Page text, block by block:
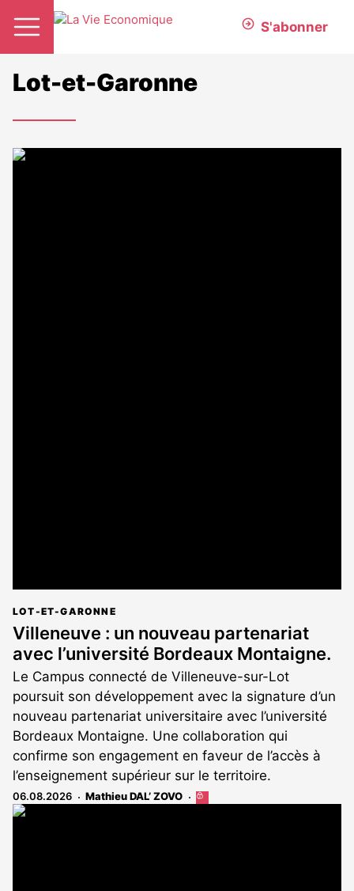
S'abonner
Lot-et-Garonne
LOT-ET-GARONNE
Villeneuve : un nouveau partenariat
avec l’université Bordeaux Montaigne.
Le Campus connecté de Villeneuve-sur-Lot
poursuit son développement avec la signature d’un
nouveau partenariat universitaire avec l’université
Bordeaux Montaigne. Une collaboration qui
confirme son engagement en faveur de l’accès à
l’enseignement supérieur sur le territoire.
06.08.2026 Mathieu DAL’ ZOVO
Cet